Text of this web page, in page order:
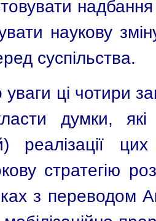
надбання
наукову
суспільства.
ці чотири
думки,
реалізації
стратегію
з переводом